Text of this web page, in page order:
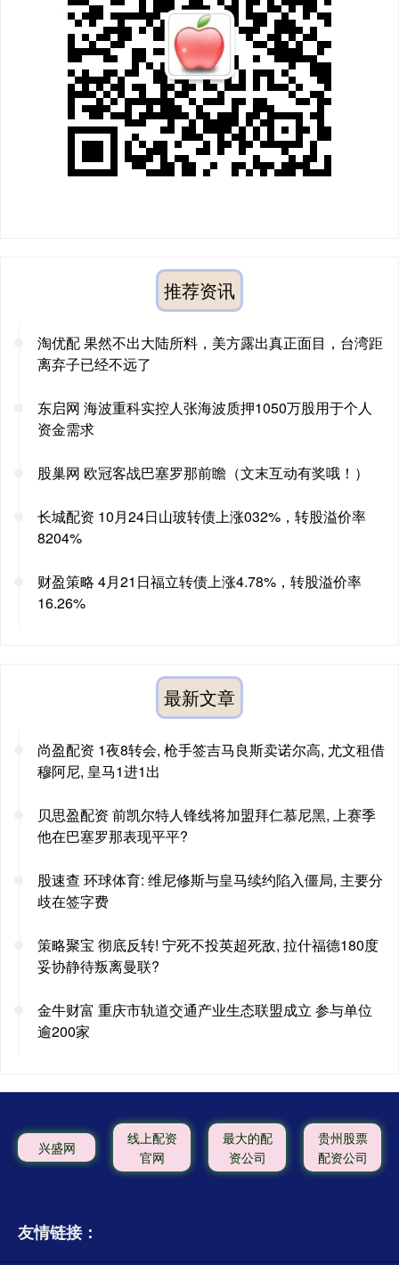
推荐资讯
淘优配 果然不出大陆所料，美方露出真正面目，台湾距
离弃子已经不远了
东启网 海波重科实控人张海波质押1050万股用于个人
资金需求
股巢网 欧冠客战巴塞罗那前瞻（文末互动有奖哦！）
长城配资 10月24日山玻转债上涨032%，转股溢价率
8204%
财盈策略 4月21日福立转债上涨4.78%，转股溢价率
16.26%
最新文章
尚盈配资 1夜8转会, 枪手签吉马良斯卖诺尔高, 尤文租借
穆阿尼, 皇马1进1出
贝思盈配资 前凯尔特人锋线将加盟拜仁慕尼黑, 上赛季
他在巴塞罗那表现平平?
股速查 环球体育: 维尼修斯与皇马续约陷入僵局, 主要分
歧在签字费
策略聚宝 彻底反转! 宁死不投英超死敌, 拉什福德180度
妥协静待叛离曼联?
金牛财富 重庆市轨道交通产业生态联盟成立 参与单位
逾200家
兴盛网
线上配资
官网
最大的配
资公司
贵州股票
配资公司
友情链接：